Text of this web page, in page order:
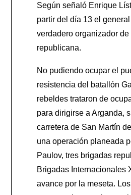
Según señaló Enrique
partir del día 13 el
verdadero organizador
republicana.
No pudiendo ocupar el
resistencia del batallón
rebeldes trataron de
para dirigirse a Arganda,
carretera de San Martín
una operación planeada
Paulov, tres brigadas
Brigadas Internacionales
avance por la meseta.